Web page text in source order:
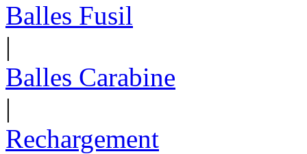
Balles Fusil
|
Balles Carabine
|
Rechargement